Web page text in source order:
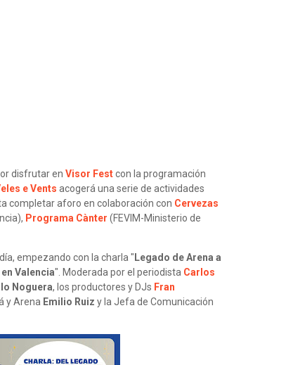
disfrutar en Visor Festcon la programación
e Vents acogerá una serie de actividades
completar aforo en colaboración con Cervezas
Programa Cànter (FEVIM-Ministerio de
empezando con la charla " Legado de Arena a
Valencia". Moderada por el periodista Carlos
Noguera, los productores y DJs Fran
y Arena Emilio Ruiz y la Jefa de Comunicación